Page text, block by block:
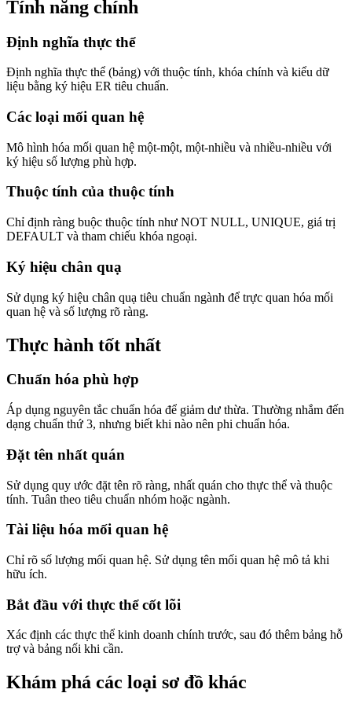
Tính năng chính
Định nghĩa thực thể
Định nghĩa thực thể (bảng) với thuộc tính, khóa chính và kiểu dữ
liệu bằng ký hiệu ER tiêu chuẩn.
Các loại mối quan hệ
Mô hình hóa mối quan hệ một-một, một-nhiều và nhiều-nhiều với
ký hiệu số lượng phù hợp.
Thuộc tính của thuộc tính
Chỉ định ràng buộc thuộc tính như NOT NULL, UNIQUE, giá trị
DEFAULT và tham chiếu khóa ngoại.
Ký hiệu chân quạ
Sử dụng ký hiệu chân quạ tiêu chuẩn ngành để trực quan hóa mối
quan hệ và số lượng rõ ràng.
Thực hành tốt nhất
Chuẩn hóa phù hợp
Áp dụng nguyên tắc chuẩn hóa để giảm dư thừa. Thường nhắm đến
dạng chuẩn thứ 3, nhưng biết khi nào nên phi chuẩn hóa.
Đặt tên nhất quán
Sử dụng quy ước đặt tên rõ ràng, nhất quán cho thực thể và thuộc
tính. Tuân theo tiêu chuẩn nhóm hoặc ngành.
Tài liệu hóa mối quan hệ
Chỉ rõ số lượng mối quan hệ. Sử dụng tên mối quan hệ mô tả khi
hữu ích.
Bắt đầu với thực thể cốt lõi
Xác định các thực thể kinh doanh chính trước, sau đó thêm bảng hỗ
trợ và bảng nối khi cần.
Khám phá các loại sơ đồ khác